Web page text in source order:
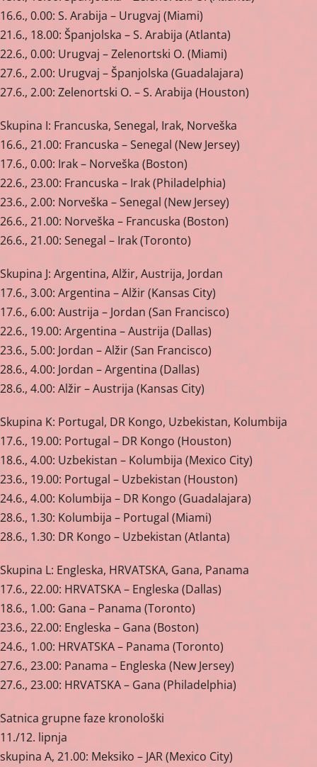
16.6., 0.00: S. Arabija – Urugvaj (Miami)
21.6., 18.00: Španjolska – S. Arabija (Atlanta)
22.6., 0.00: Urugvaj – Zelenortski O. (Miami)
27.6., 2.00: Urugvaj – Španjolska (Guadalajara)
27.6., 2.00: Zelenortski O. – S. Arabija (Houston)
Skupina I: Francuska, Senegal, Irak, Norveška
16.6., 21.00: Francuska – Senegal (New Jersey)
17.6., 0.00: Irak – Norveška (Boston)
22.6., 23.00: Francuska – Irak (Philadelphia)
23.6., 2.00: Norveška – Senegal (New Jersey)
26.6., 21.00: Norveška – Francuska (Boston)
26.6., 21.00: Senegal – Irak (Toronto)
Skupina J: Argentina, Alžir, Austrija, Jordan
17.6., 3.00: Argentina – Alžir (Kansas City)
17.6., 6.00: Austrija – Jordan (San Francisco)
22.6., 19.00: Argentina – Austrija (Dallas)
23.6., 5.00: Jordan – Alžir (San Francisco)
28.6., 4.00: Jordan – Argentina (Dallas)
28.6., 4.00: Alžir – Austrija (Kansas City)
Skupina K: Portugal, DR Kongo, Uzbekistan, Kolumbija
17.6., 19.00: Portugal – DR Kongo (Houston)
18.6., 4.00: Uzbekistan – Kolumbija (Mexico City)
23.6., 19.00: Portugal – Uzbekistan (Houston)
24.6., 4.00: Kolumbija – DR Kongo (Guadalajara)
28.6., 1.30: Kolumbija – Portugal (Miami)
28.6., 1.30: DR Kongo – Uzbekistan (Atlanta)
Skupina L: Engleska, HRVATSKA, Gana, Panama
17.6., 22.00: HRVATSKA – Engleska (Dallas)
18.6., 1.00: Gana – Panama (Toronto)
23.6., 22.00: Engleska – Gana (Boston)
24.6., 1.00: HRVATSKA – Panama (Toronto)
27.6., 23.00: Panama – Engleska (New Jersey)
27.6., 23.00: HRVATSKA – Gana (Philadelphia)
Satnica grupne faze kronološki
11./12. lipnja
skupina A, 21.00: Meksiko – JAR (Mexico City)